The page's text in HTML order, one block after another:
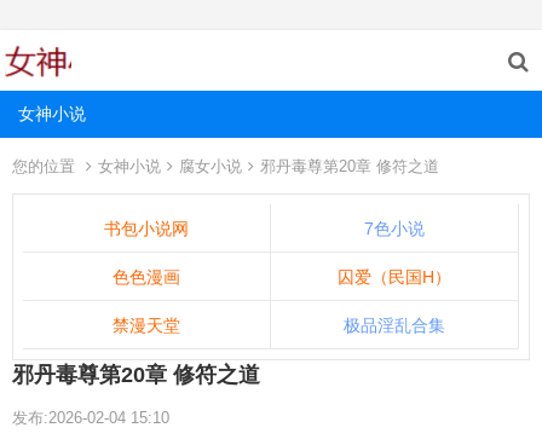
女神小说
您的位置 女神小说 腐女小说 邪丹毒尊第20章 修符之道
书包小说网 7色小说
色色漫画 囚爱（民国H）
禁漫天堂 极品淫乱合集
邪丹毒尊第20章 修符之道
发布:2026-02-04 15:10